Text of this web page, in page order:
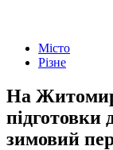
Місто
Різне
На
підготовки
зимовий